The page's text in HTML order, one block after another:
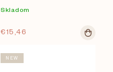
Skladom
€15,46
NEW